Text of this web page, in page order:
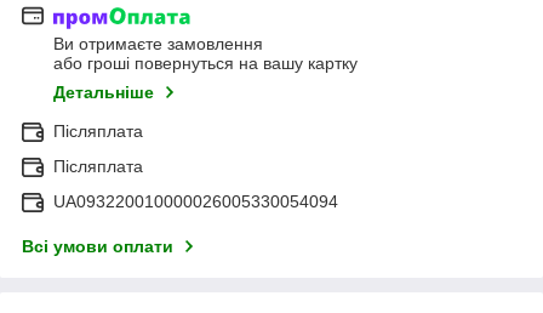
Ви отримаєте замовлення
або гроші повернуться на вашу картку
Детальніше
Післяплата
Післяплата
UA093220010000026005330054094
Всі умови оплати